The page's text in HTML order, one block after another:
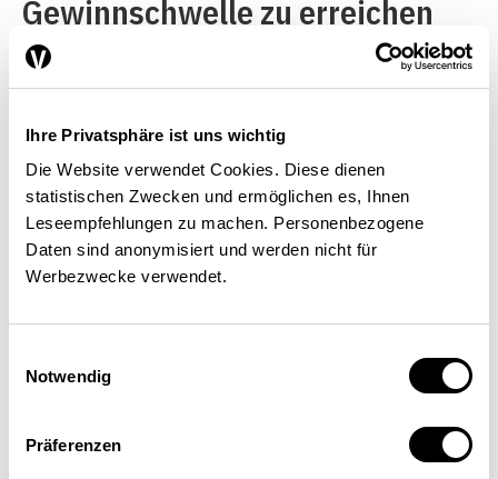
Ihre Privatsphäre ist uns wichtig
Die Website verwendet Cookies. Diese dienen
statistischen Zwecken und ermöglichen es, Ihnen
Leseempfehlungen zu machen. Personenbezogene
Daten sind anonymisiert und werden nicht für
Werbezwecke verwendet.
Notwendig
Präferenzen
Gewinnschwelle zu erreichen
als Schweizer Firmen. Die
tieferen Preise ergeben
letztendlich die Möglichkeit,
eine grössere Käuferschaft
anzusprechen und so die
frühere Nische zu einem
Massenmarkt zu entwickeln. So
geschehen im Bereich der Wein-
Kühlschränke: Lange wurden
Restaurants und